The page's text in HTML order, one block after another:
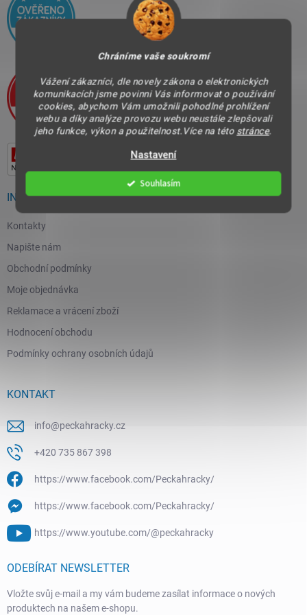
Chráníme vaše soukromí
Vážení zákazníci, dle novely zákona o elektronických
komunikacích jsme povinni Vás informovat o používání
cookies, abychom Vám umožnili pohodlné prohlížení
webu a díky analýze provozu webu neustále zlepšovali
jeho funkce, výkon a použitelnost.Více na této stránce.
Nastavení
Souhlasím
INFORMACE PRO VÁS
Kontakty
Napište nám
Obchodní podmínky
Moje objednávka
Reklamace a vrácení zboží
Hodnocení obchodu
Podmínky ochrany osobních údajů
KONTAKT
info@peckahracky.cz
+420 735 867 398
https://www.facebook.com/Peckahracky/
https://www.facebook.com/Peckahracky/
https://www.youtube.com/@peckahracky
ODEBÍRAT NEWSLETTER
Vložte svůj e-mail a my vám budeme zasílat informace o nových
produktech na našem e-shopu.